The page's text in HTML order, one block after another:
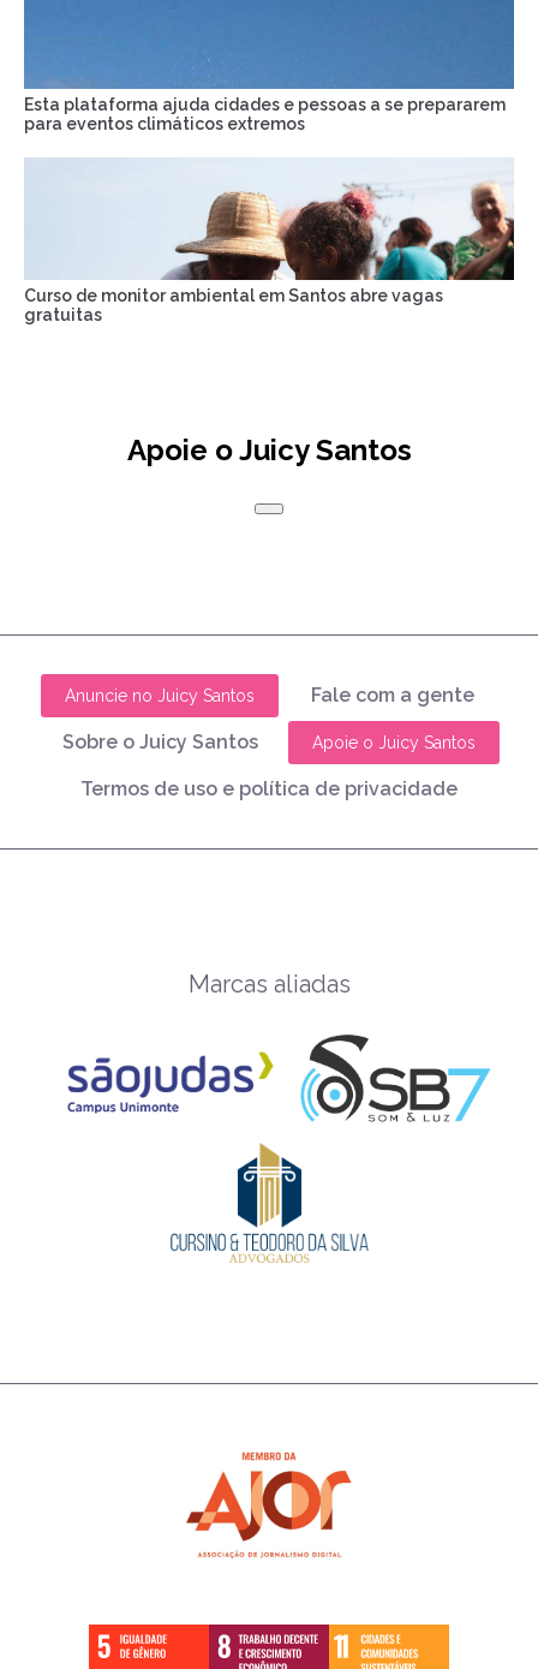
Esta plataforma ajuda cidades e pessoas a se prepararem
para eventos climáticos extremos
Curso de monitor ambiental em Santos abre vagas
gratuitas
Apoie o Juicy Santos
Anuncie no Juicy Santos Fale com a gente
Sobre o Juicy Santos Apoie o Juicy Santos
Termos de uso e política de privacidade
Marcas aliadas